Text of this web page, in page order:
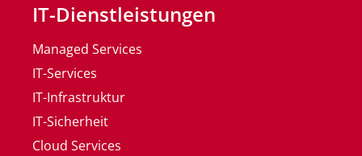
IT-Dienstleistungen
Managed Services
IT-Services
IT-Infrastruktur
IT-Sicherheit
Cloud Services